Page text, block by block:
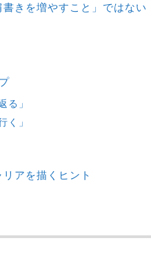
きを増やすこと」ではない
る」
く」
アを描くヒント